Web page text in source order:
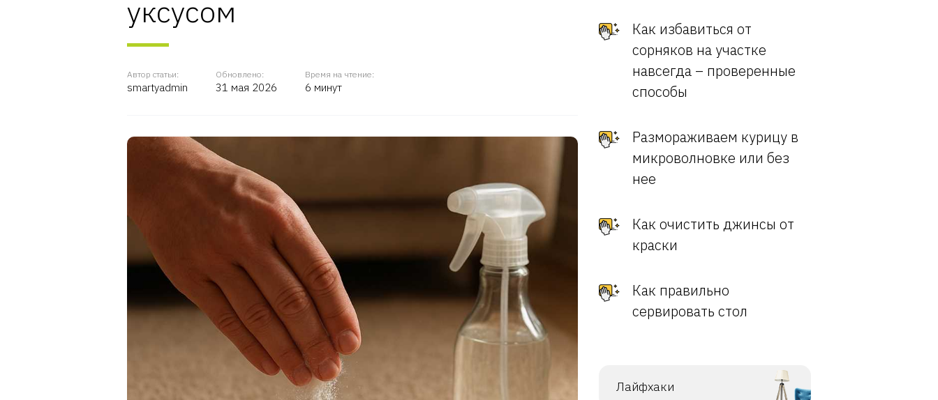
уксусом
Автор статьи:
smartyadmin
Обновлено:
31 мая 2026
Время на чтение:
6 минут
Как избавиться от
сорняков на участке
навсегда – проверенные
способы
Размораживаем курицу в
микроволновке или без
нее
Как очистить джинсы от
краски
Как правильно
сервировать стол
Лайфхаки